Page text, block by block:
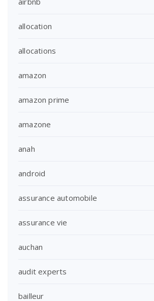
allocation
allocations
amazon
amazon prime
amazone
anah
android
assurance automobile
assurance vie
auchan
audit experts
bailleur